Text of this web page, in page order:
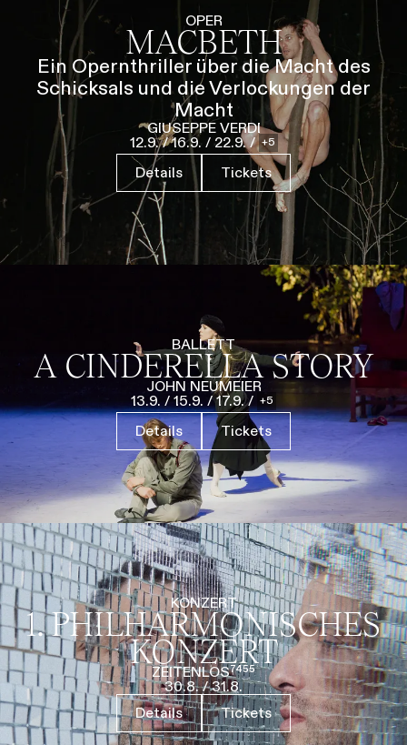
Führungen Jobs Kontakt
OPER
MACBETH
Ein Opernthriller über die Macht des
Schicksals und die Verlockungen der
Macht
GIUSEPPE VERDI
12.9. / 16.9. / 22.9. / 5
Details Tickets
BALLETT
A CINDERELLA STORY
JOHN NEUMEIER
13.9. / 15.9. / 17.9. / 5
Details Tickets
KONZERT
1. PHILHARMO­NISCHES
KONZERT
ZEITENLOS⁷⁴⁵⁵
30.8. / 31.8.
Details
Tickets